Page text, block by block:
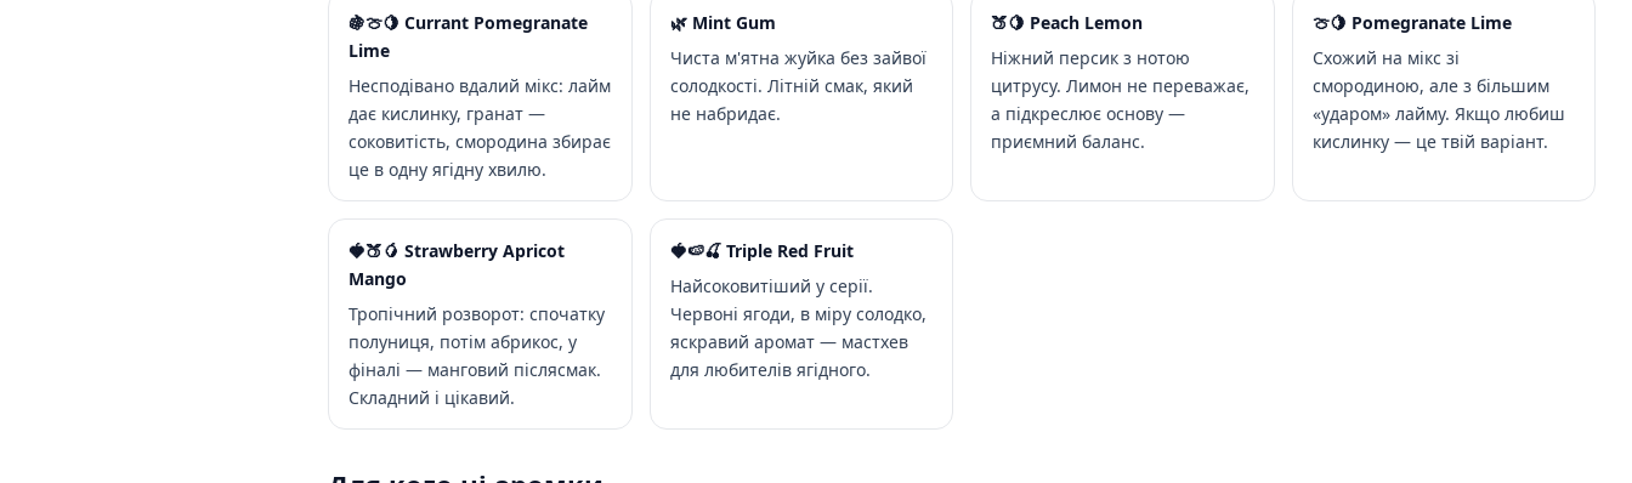
🍇🍈🍋 Currant Pomegranate
Lime
Несподівано вдалий мікс: лайм
дає кислинку, гранат —
соковитість, смородина збирає
це в одну ягідну хвилю.
🌿 Mint Gum
Чиста м'ятна жуйка без зайвої
солодкості. Літній смак, який
не набридає.
🍑🍋 Peach Lemon
Ніжний персик з нотою
цитрусу. Лимон не переважає,
а підкреслює основу —
приємний баланс.
🍈🍋 Pomegranate Lime
Схожий на мікс зі
смородиною, але з більшим
«ударом» лайму. Якщо любиш
кислинку — це твій варіант.
🍓🍑🥭 Strawberry Apricot
Mango
Тропічний розворот: спочатку
полуниця, потім абрикос, у
фіналі — манговий післясмак.
Складний і цікавий.
🍓🍉🍒 Triple Red Fruit
Найсоковитіший у серії.
Червоні ягоди, в міру солодко,
яскравий аромат — мастхев
для любителів ягідного.